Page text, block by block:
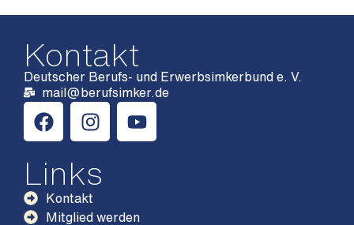
Kontakt
Deutscher Berufs- und Erwerbsimkerbund e. V.
mail@berufsimker.de
Links
Kontakt
Mitglied werden